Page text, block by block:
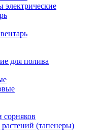
для полива
сорняков
(тапенеры)